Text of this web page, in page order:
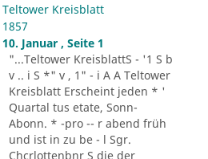
Teltower Kreisblatt
1857
10. Januar , Seite 1
"...Teltower KreisblattS - '1 S b
v .. i S *" v , 1" - i A A Teltower
Kreisblatt Erscheint jeden * '
Quartal tus etate, Sonn-
Abonn. * -pro -- r abend früh
und ist in zu be - l Sgr.
Chcrlottenbnr S die der